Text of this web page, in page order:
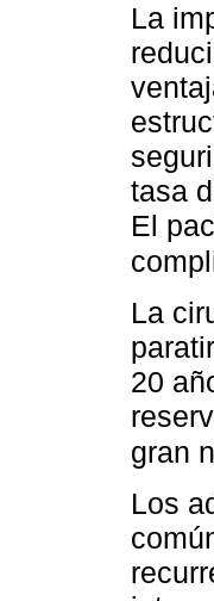
La
tasa
El
La
20
gran
Los